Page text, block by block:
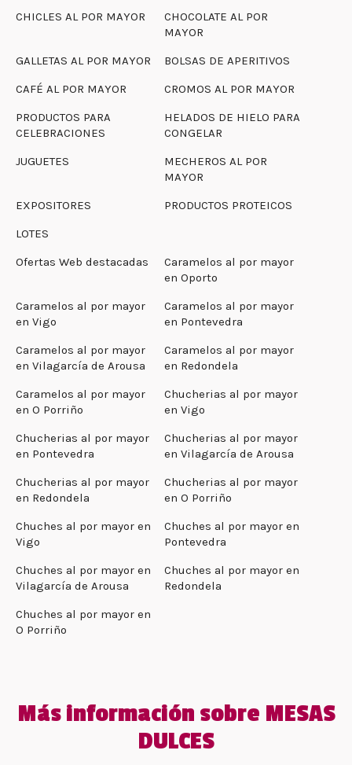
CHICLES AL POR MAYOR
CHOCOLATE AL POR
MAYOR
GALLETAS AL POR MAYOR
BOLSAS DE APERITIVOS
CAFÉ AL POR MAYOR
CROMOS AL POR MAYOR
PRODUCTOS PARA
CELEBRACIONES
HELADOS DE HIELO PARA
CONGELAR
JUGUETES
MECHEROS AL POR
MAYOR
EXPOSITORES
PRODUCTOS PROTEICOS
LOTES
Ofertas Web destacadas
Caramelos al por mayor
en Oporto
Caramelos al por mayor
en Vigo
Caramelos al por mayor
en Pontevedra
Caramelos al por mayor
en Vilagarcía de Arousa
Caramelos al por mayor
en Redondela
Caramelos al por mayor
en O Porriño
Chucherias al por mayor
en Vigo
Chucherias al por mayor
en Pontevedra
Chucherias al por mayor
en Vilagarcía de Arousa
Chucherias al por mayor
en Redondela
Chucherias al por mayor
en O Porriño
Chuches al por mayor en
Vigo
Chuches al por mayor en
Pontevedra
Chuches al por mayor en
Vilagarcía de Arousa
Chuches al por mayor en
Redondela
Chuches al por mayor en
O Porriño
Más información sobre MESAS
DULCES